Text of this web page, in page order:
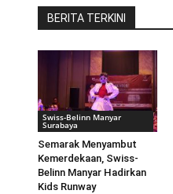
BERITA TERKINI
Swiss-Belinn Manyar
Surabaya
Semarak Menyambut
Kemerdekaan, Swiss-
Belinn Manyar Hadirkan
Kids Runway